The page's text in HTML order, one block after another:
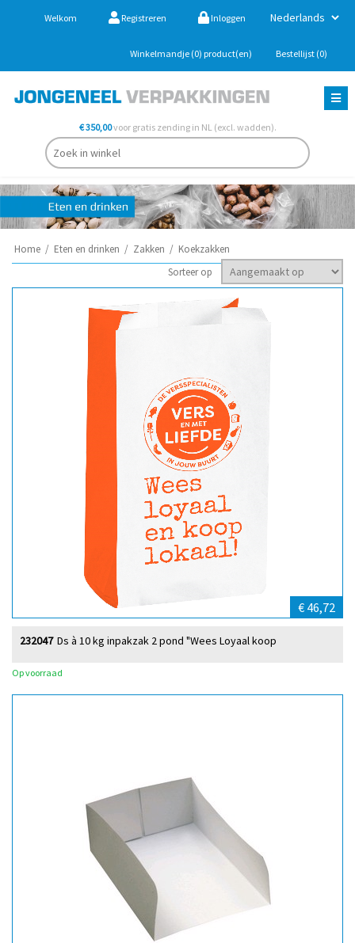
Welkom Registreren Inloggen
Winkelmandje (0) product(en) Bestellijst (0)
€ 350,00voor gratis zending in NL (excl. wadden).
Home / Eten en drinken / Zakken / Koekzakken
Sorteer op
€ 46,72
Ds à 10 kg inpakzak 2 pond "Wees Loyaal koop
232047
Op voorraad